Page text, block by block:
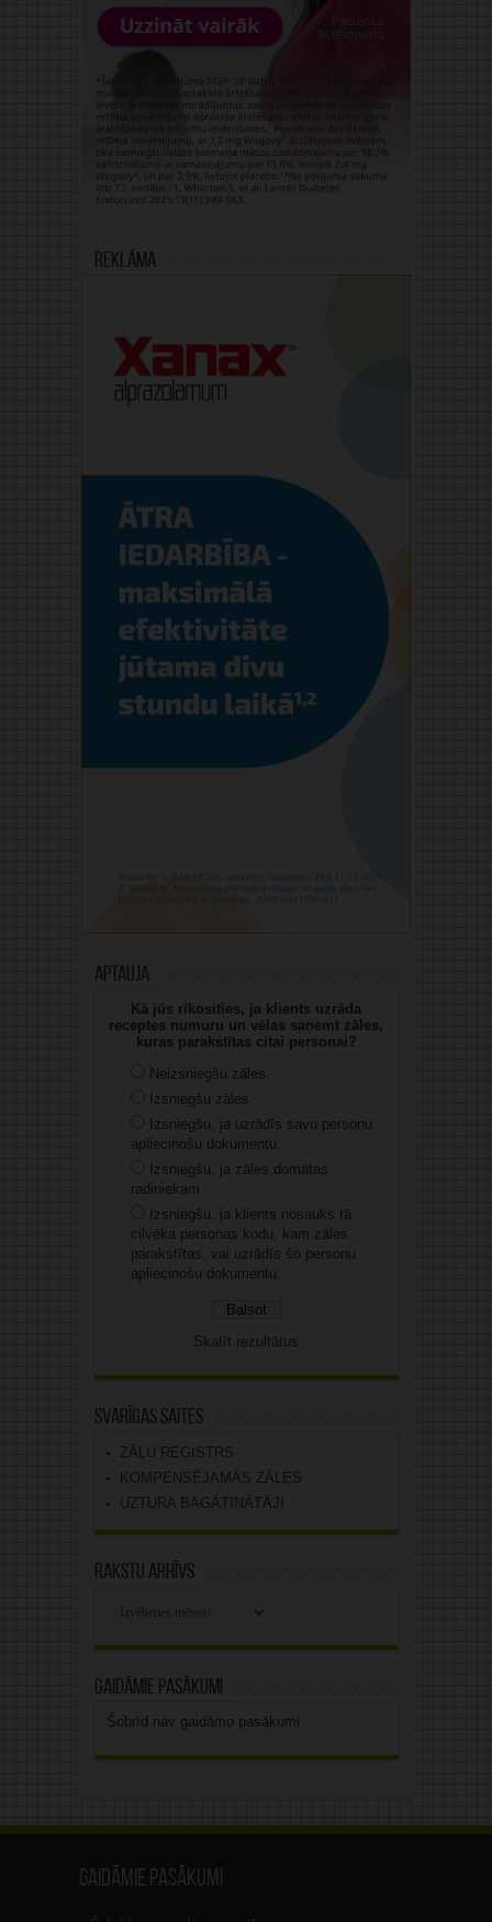
Reklāma
Aptauja
Kā jūs rīkosities, ja klients uzrāda
receptes numuru un vēlas saņemt zāles,
kuras parakstītas citai personai?
Neizsniegšu zāles.
Izsniegšu zāles.
Izsniegšu, ja uzrādīs savu personu
apliecinošu dokumentu.
Izsniegšu, ja zāles domātas
radiniekam.
Izsniegšu, ja klients nosauks tā
cilvēka personas kodu, kam zāles
parakstītas, vai uzrādīs šo personu
apliecinošu dokumentu.
Skatīt rezultātus
Svarīgas saites
ZĀĻU REĢISTRS
KOMPENSĒJAMĀS ZĀLES
UZTURA BAGĀTINĀTĀJI
Rakstu arhīvs
Gaidāmie pasākumi
Šobrīd nav gaidāmo pasākumi.
Gaidāmie pasākumi